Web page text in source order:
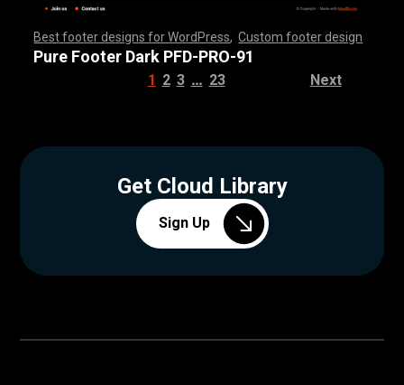
Best footer designs for WordPress ,Custom footer design
,,,,,,,,,,,,,,,,,,,,,,,,,,,,,,,,,,,,, ,,,,,,,,,,,,,,,,,,,,,,,,
,,,,,,,,,,,,,,,,,,,,,,,,,,,,,,,,,,,,, ,,,,,,,,,,,,,,,,,,,,,,,,
,,,,,,,,
Pure Footer Dark PFD-PRO-91
1 2 3 … 23 Next
Get Cloud Library
Sign Up